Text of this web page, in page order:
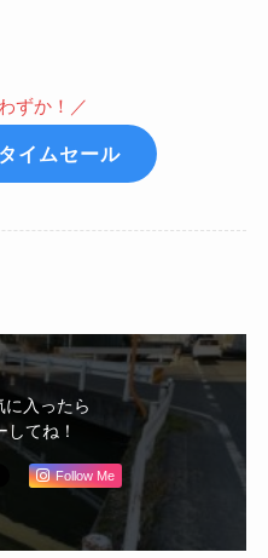
ずか！／
イムセール
入ったら
してね！
Follow Me